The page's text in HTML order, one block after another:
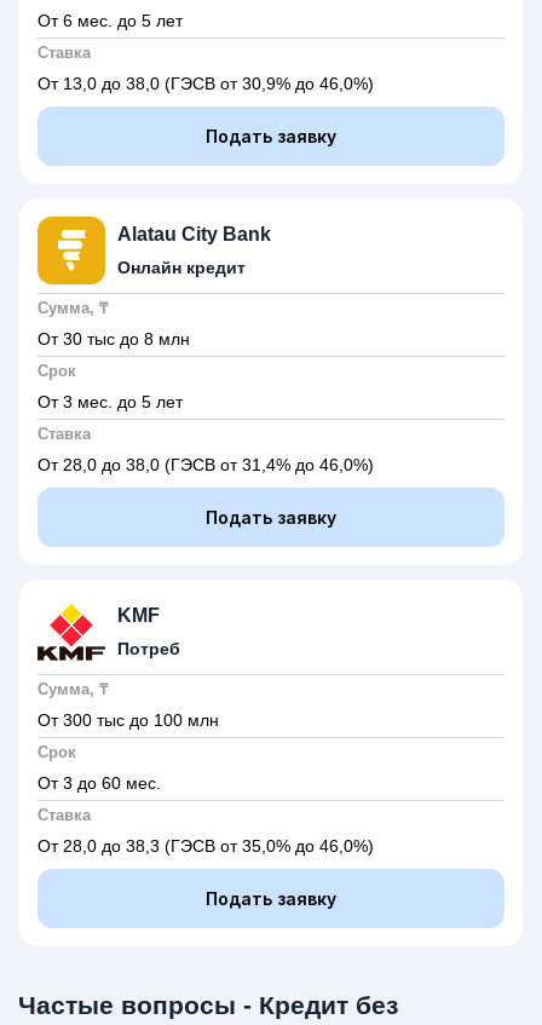
От 6 мес. до 5 лет
Ставка
От 13,0 до 38,0 (ГЭСВ от 30,9% до 46,0%)
Подать заявку
Alatau City Bank
Онлайн кредит
Сумма, ₸
От 30 тыс до 8 млн
Срок
От 3 мес. до 5 лет
Ставка
От 28,0 до 38,0 (ГЭСВ от 31,4% до 46,0%)
Подать заявку
KMF
Потреб
Сумма, ₸
От 300 тыс до 100 млн
Срок
От 3 до 60 мес.
Ставка
От 28,0 до 38,3 (ГЭСВ от 35,0% до 46,0%)
Подать заявку
Частые вопросы - Кредит без